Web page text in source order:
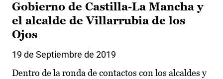
Gobierno de Castilla-La Mancha y
el alcalde de Villarrubia de los
Ojos
19 de Septiembre de 2019
Dentro de la ronda de contactos con los alcaldes y